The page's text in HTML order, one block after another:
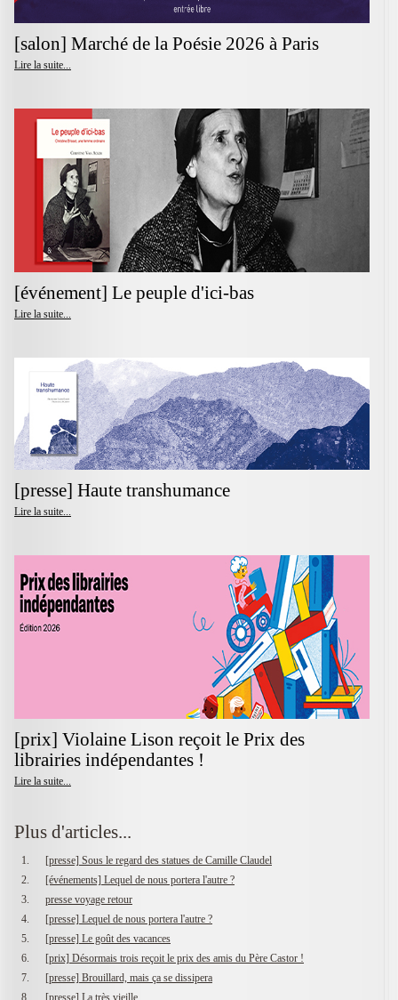
[salon] Marché de la Poésie 2026 à Paris
Lire la suite...
[événement] Le peuple d'ici-bas
Lire la suite...
[presse] Haute transhumance
Lire la suite...
[prix] Violaine Lison reçoit le Prix des
librairies indépendantes !
Lire la suite...
Plus d'articles...
[presse] Sous le regard des statues de Camille Claudel
[événements] Lequel de nous portera l'autre ?
presse voyage retour
[presse] Lequel de nous portera l'autre ?
[presse] Le goût des vacances
[prix] Désormais trois reçoit le prix des amis du Père Castor !
[presse] Brouillard, mais ça se dissipera
[presse] La très vieille